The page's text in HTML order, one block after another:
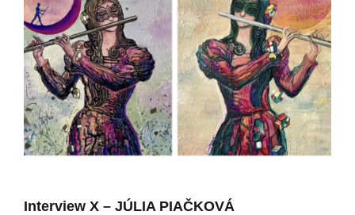
Interview X – JÚLIA PIAČKOVÁ